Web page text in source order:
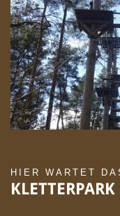
HIER WARTET